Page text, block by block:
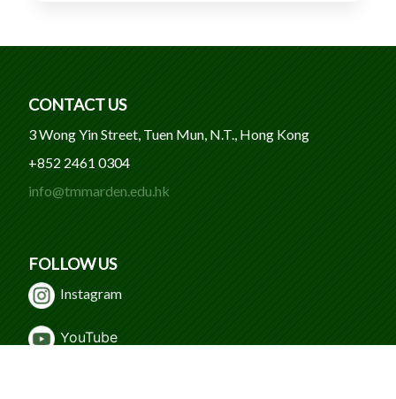
CONTACT US
3 Wong Yin Street, Tuen Mun, N.T., Hong Kong
+852 2461 0304
info@tmmarden.edu.hk
FOLLOW US
Instagram
YouTube